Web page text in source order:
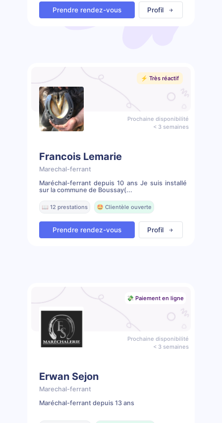
Prendre rendez-vous Profil
⚡️ Très réactif
Prochaine disponibilité
< 3 semaines
Francois Lemarie
Marechal-ferrant
Maréchal-ferrant depuis 10 ans Je suis installé
sur la commune de Boussay(...
📖 12 prestations 🤩 Clientèle ouverte
Prendre rendez-vous Profil
💸 Paiement en ligne
Prochaine disponibilité
< 3 semaines
Erwan Sejon
Marechal-ferrant
Maréchal-ferrant depuis 13 ans